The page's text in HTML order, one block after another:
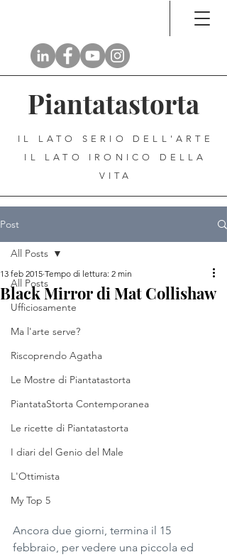
Piantatastorta
IL LATO SERIO DELL'ARTE
IL LATO IRONICO DELLA
VITA
Post
All Posts
Ufficiosamente
Ma l'arte serve?
Riscoprendo Agatha
Le Mostre di Piantatastorta
PiantataStorta Contemporanea
Le ricette di Piantatastorta
I diari del Genio del Male
L'Ottimista
My Top 5
All Posts
Black Mirror di Mat Collishaw
13 feb 2015 Tempo di lettura: 2 min
Ancora due giorni, termina il 15
febbraio, per vedere una piccola ed